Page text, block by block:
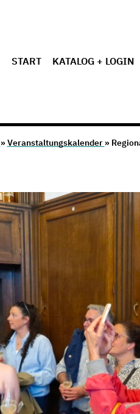
START KATALOG + LOGIN
»Veranstaltungskalender »